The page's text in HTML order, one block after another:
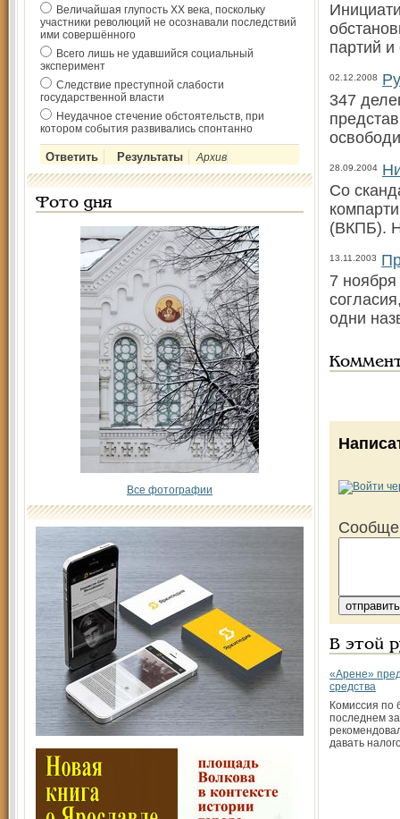
Величайшая глупость ХХ века, поскольку
участники революций не осознавали последствий
ими совершённого
Всего лишь не удавшийся социальный
эксперимент
Следствие преступной слабости
государственной власти
Неудачное стечение обстоятельств, при
котором события развивались спонтанно
Архив
Фото дня
Все фотографии
партий и
02.12.2008
347
28.09.2004
Со
(ВКПБ).
13.11.2003
7
одни
В этой
«Арене»
средства
Комиссия по
последнем
давать